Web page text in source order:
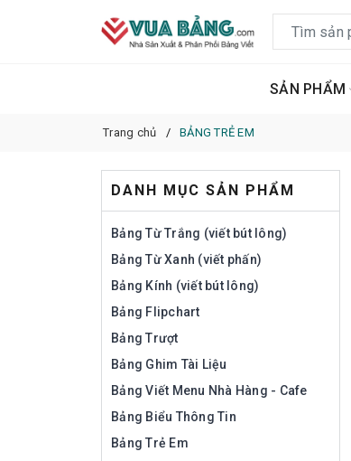
SẢN PHẨM
Trang chủ BẢNG TRẺ EM
DANH MỤC SẢN PHẨM
Bảng Từ Trắng (viết bút lông)
Bảng Từ Xanh (viết phấn)
Bảng Kính (viết bút lông)
Bảng Flipchart
Bảng Trượt
Bảng Ghim Tài Liệu
Bảng Viết Menu Nhà Hàng - Cafe
Bảng Biểu Thông Tin
Bảng Trẻ Em